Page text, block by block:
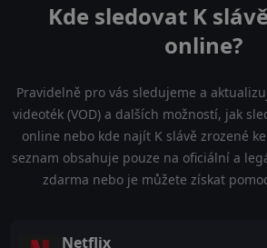
Kde sledovat K
online?
Pravidelně pro vás sledujeme a
videoték (VOD) a dalších možností, jak
online nebo kde najít K slávě zrozené
seznam obsahuje pouze na oficiální a
zdarma nebo je můžete získat
Netflix